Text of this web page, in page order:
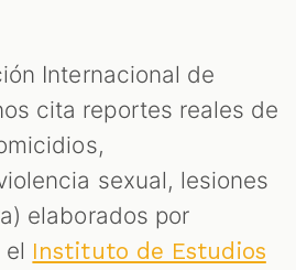
Internacional de
cita reportes reales de
sexual, lesiones
elaborados por
el Instituto de Estudios